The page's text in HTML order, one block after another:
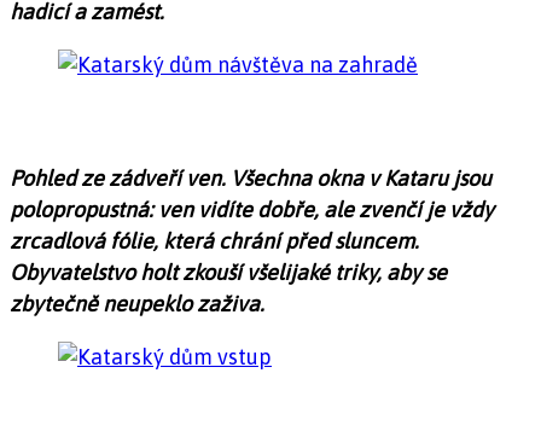
hadicí a zamést.
Pohled ze zádveří ven. Všechna okna v Kataru jsou
polopropustná: ven vidíte dobře, ale zvenčí je vždy
zrcadlová fólie, která chrání před sluncem.
Obyvatelstvo holt zkouší všelijaké triky, aby se
zbytečně neupeklo zaživa.